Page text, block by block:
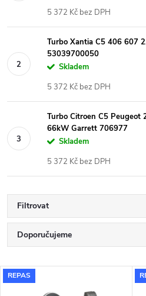
5 372 Kč bez DPH
Turbo Xantia C5 406 607
53039700050
Skladem
5 372 Kč bez DPH
Turbo Citroen C5
66kW Garrett 706977
Skladem
5 372 Kč bez DPH
Filtrovat
Ř
a
Doporučujeme
Nejdražší
V
REPAS